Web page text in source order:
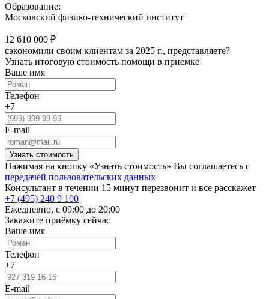
Образование:
Московский физико-технический институт
12 610 000 ₽
сэкономили своим клиентам за 2025 г., представляете?
Узнать итоговую стоимость помощи в приемке
Ваше имя
Телефон
+7
E-mail
Нажимая на кнопку «Узнать стоимость» Вы соглашаетесь с
передачей пользовательских данных
Консультант в течении 15 минут перезвонит и все расскажет
+7 (495) 240 9 100
Ежедневно, с 09:00 до 20:00
Закажите приёмку сейчас
Ваше имя
Телефон
+7
E-mail